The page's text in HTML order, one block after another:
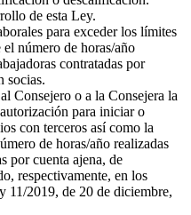
de esta Ley.
para exceder los límites
número de horas/año
contratadas por
socias.
Consejero o a la Consejera la
para iniciar o
con terceros así como la
de horas/año realizadas
por cuenta ajena, de
respectivamente, en los
11/2019, de 20 de diciembre,